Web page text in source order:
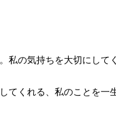
私の気持ちを大切にして
くれる、私のことを一